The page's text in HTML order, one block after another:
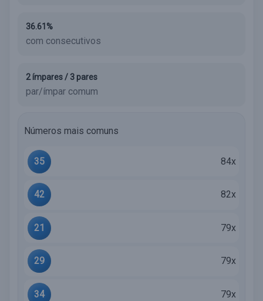
36.61%
com consecutivos
2 ímpares / 3 pares
par/ímpar comum
Números mais comuns
35 84x
42 82x
21 79x
29 79x
34 79x